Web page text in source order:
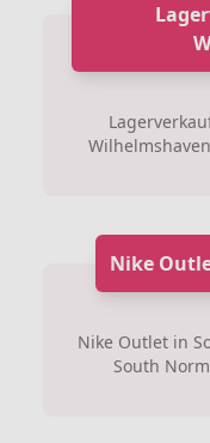
Nike
Nike Outlet in
South